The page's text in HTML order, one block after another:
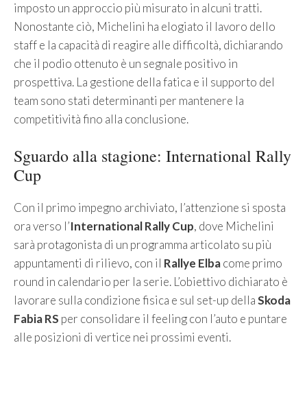
imposto un approccio più misurato in alcuni tratti.
Nonostante ciò, Michelini ha elogiato il lavoro dello
staff e la capacità di reagire alle difficoltà, dichiarando
che il podio ottenuto è un segnale positivo in
prospettiva. La gestione della fatica e il supporto del
team sono stati determinanti per mantenere la
competitività fino alla conclusione.
Sguardo alla stagione: International Rally
Cup
Con il primo impegno archiviato, l’attenzione si sposta
ora verso l’International Rally Cup, dove Michelini
sarà protagonista di un programma articolato su più
appuntamenti di rilievo, con il Rallye Elbacome primo
round in calendario per la serie. L’obiettivo dichiarato è
lavorare sulla condizione fisica e sul set-up dellaSkoda
Fabia RS per consolidare il feeling con l’auto e puntare
alle posizioni di vertice nei prossimi eventi.